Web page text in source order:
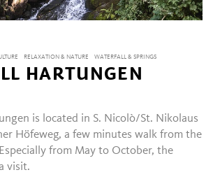
RELAXATION & NATURE WATERFALL & SPRINGS
HARTUNGEN
is located in S. Nicolò/St. Nikolaus
Höfeweg, a few minutes walk from the
from May to October, the
visit.